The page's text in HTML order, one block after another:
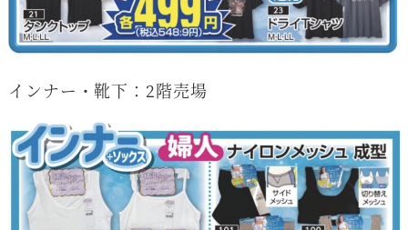
インナー・靴下：2階売場